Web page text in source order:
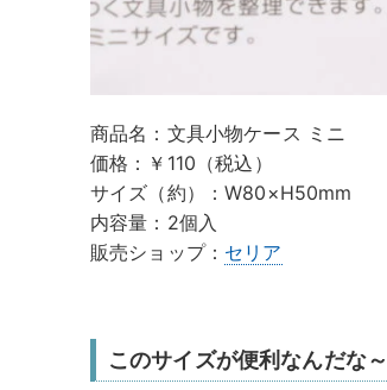
商品名：文具小物ケース ミニ
価格：￥110（税込）
サイズ（約）：W80×H50mm
内容量：2個入
販売ショップ： セリア
このサイズが便利なんだな